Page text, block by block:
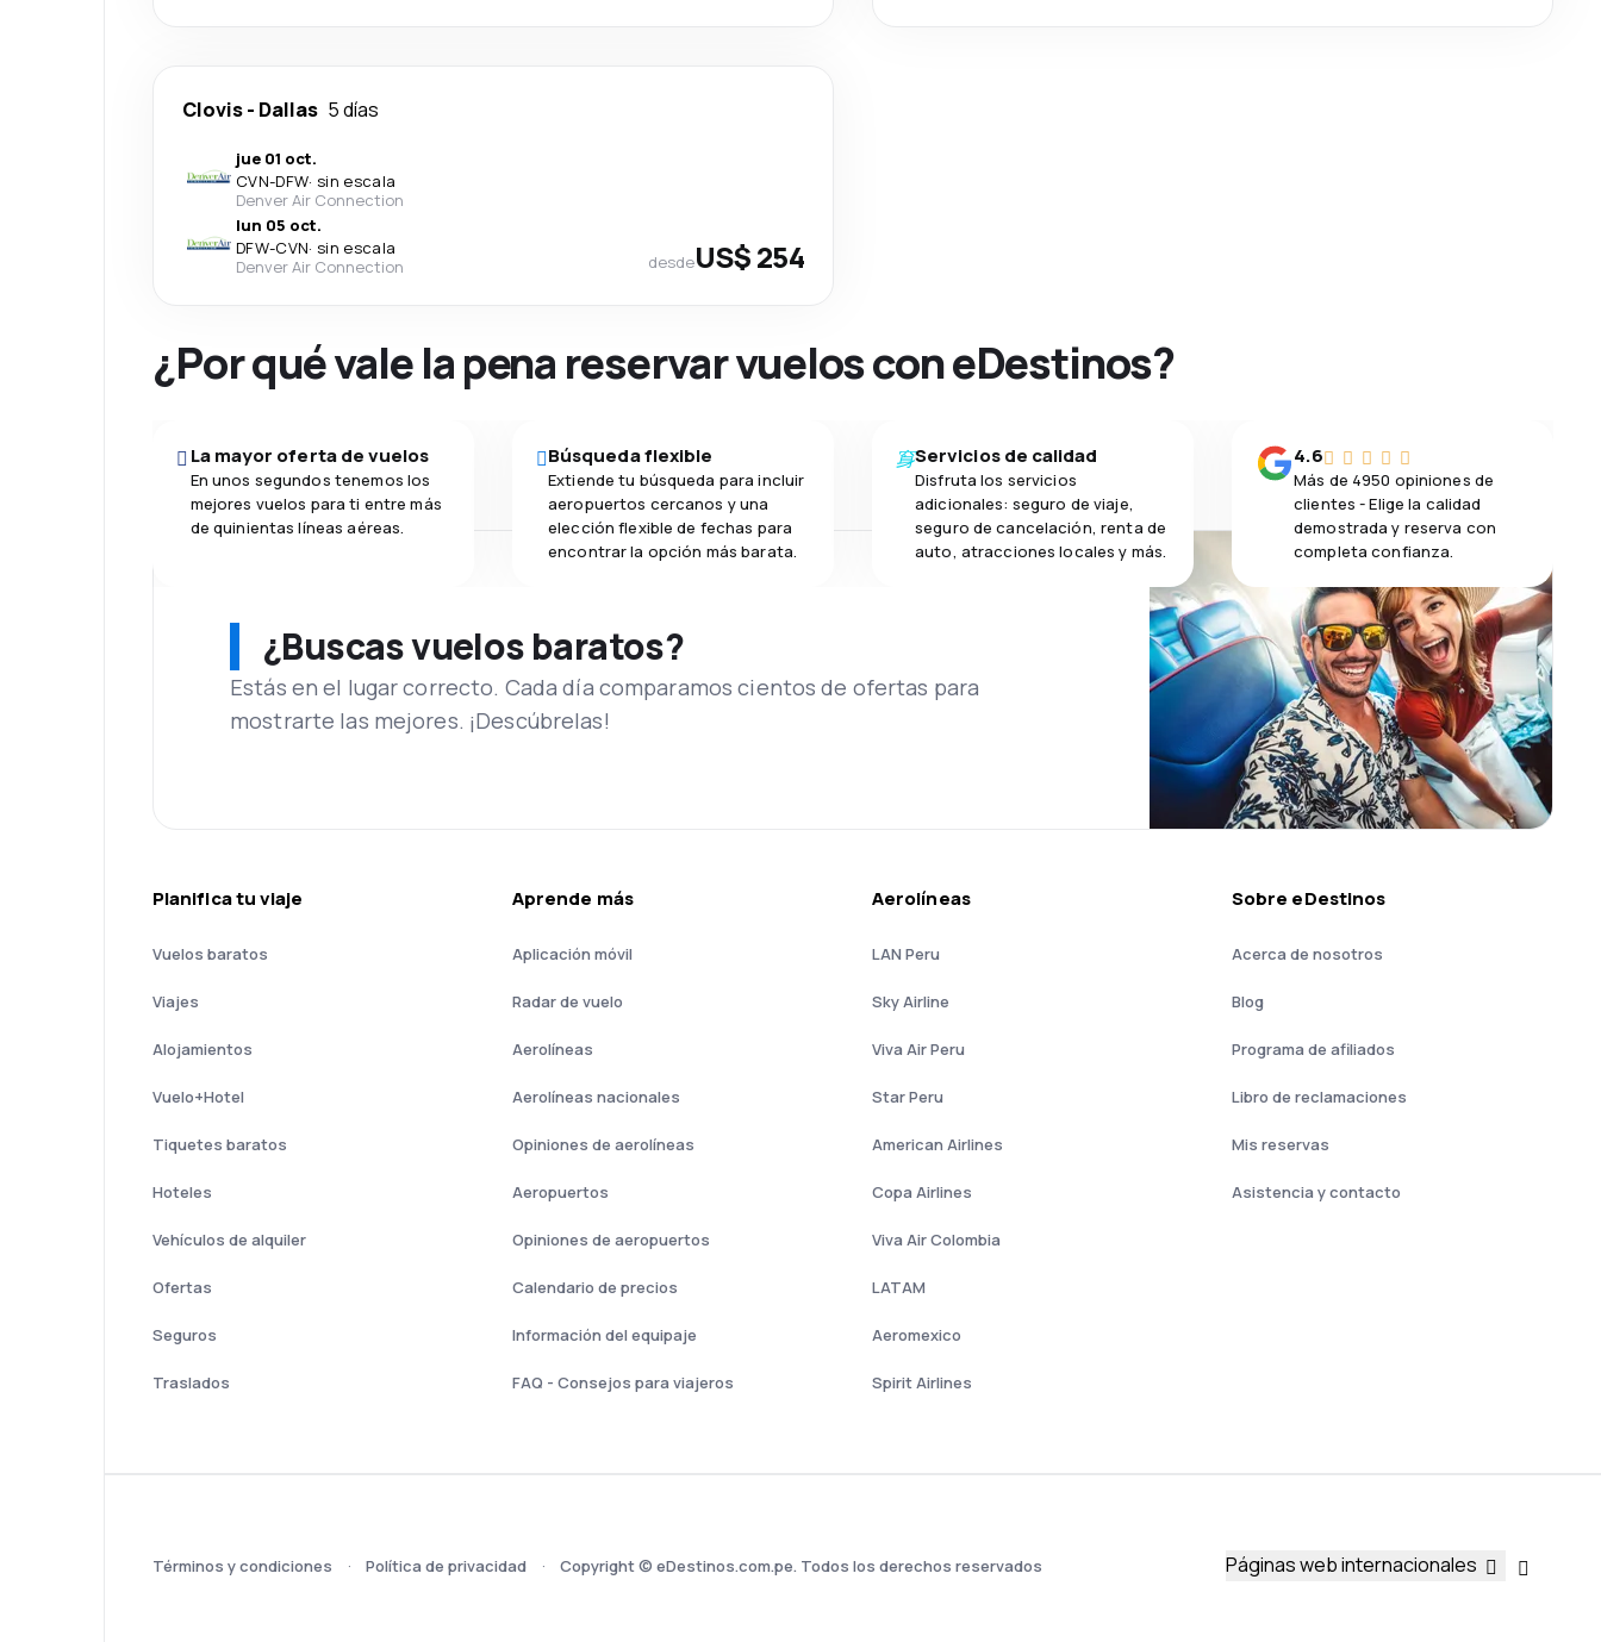
Clovis- Dallas 5 días
jue 01 oct.
CVN-DFW· sin escala
Denver Air Connection
lun 05 oct.
DFW-CVN· sin escala
Denver Air Connection
desdeUS$ 254
¿Por qué vale la pena reservar vuelos con eDestinos?
La mayor oferta de vuelos
En unos segundos tenemos los
mejores vuelos para ti entre más
de quinientas líneas aéreas.
Búsqueda flexible
Extiende tu búsqueda para incluir
aeropuertos cercanos y una
elección flexible de fechas para
encontrar la opción más barata.
Servicios de calidad
Disfruta los servicios
adicionales: seguro de viaje,
seguro de cancelación, renta de
auto, atracciones locales y más.
4.6
Más de 4950 opiniones de
clientes - Elige la calidad
demostrada y reserva con
completa confianza.
¿Buscas vuelos baratos?
Estás en el lugar correcto. Cada día comparamos cientos de ofertas para
mostrarte las mejores. ¡Descúbrelas!
Planifica tu viaje
Vuelos baratos
Viajes
Alojamientos
Vuelo+Hotel
Tiquetes baratos
Hoteles
Vehículos de alquiler
Ofertas
Seguros
Traslados
Aprende más
Aplicación móvil
Radar de vuelo
Aerolíneas
Aerolíneas nacionales
Opiniones de aerolíneas
Aeropuertos
Opiniones de aeropuertos
Calendario de precios
Información del equipaje
FAQ - Consejos para viajeros
Aerolíneas
LAN Peru
Sky Airline
Viva Air Peru
Star Peru
American Airlines
Copa Airlines
Viva Air Colombia
LATAM
Aeromexico
Spirit Airlines
Sobre eDestinos
Acerca de nosotros
Blog
Programa de afiliados
Libro de reclamaciones
Mis reservas
Asistencia y contacto
Términos y condiciones Política de privacidad Copyright © eDestinos.com.pe. Todos los derechos reservados Páginas web internacionales